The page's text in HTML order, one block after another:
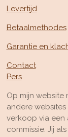
Levertijd
Betaalmethodes
Garantie en
Contact
Pers
Op mijn website
andere
verkoop via een
commissie. Jij